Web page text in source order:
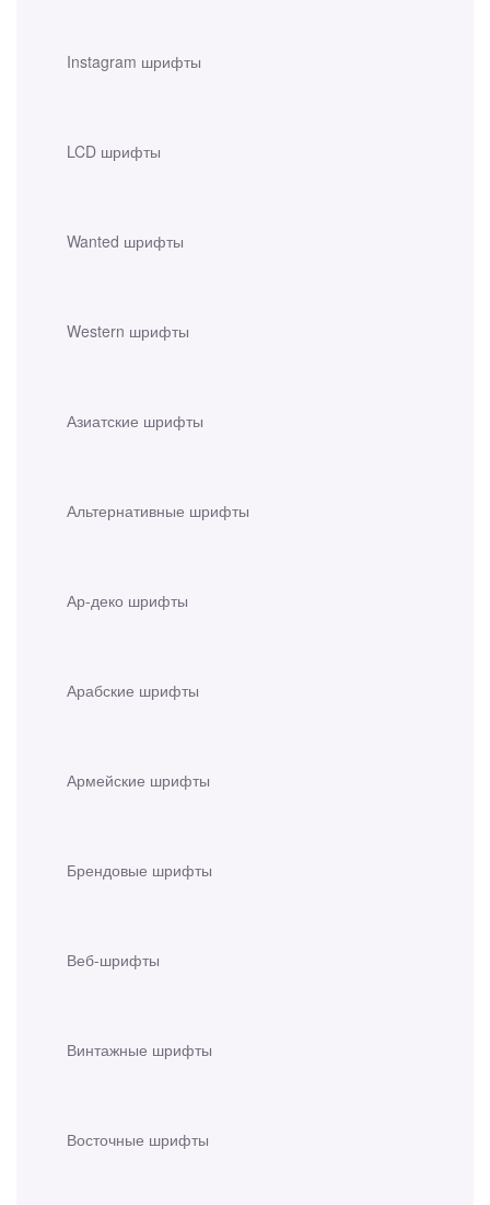
Instagram шрифты
LCD шрифты
Wanted шрифты
Western шрифты
Азиатские шрифты
Альтернативные шрифты
Ар-деко шрифты
Арабские шрифты
Армейские шрифты
Брендовые шрифты
Веб-шрифты
Винтажные шрифты
Восточные шрифты